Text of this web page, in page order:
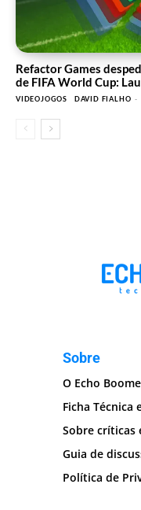
Refactor Games
de FIFA World Cup:
VIDEOJOGOS DAVID FIALHO -
Sobre
O Echo
Ficha Técnica
Sobre críticas
Guia de
Política de